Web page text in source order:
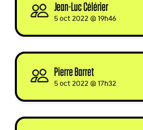
Jean-Luc Célérier
5 oct 2022 @ 19h46
Pierre Barret
5 oct 2022 @ 17h32